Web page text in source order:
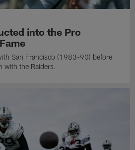
into the Pro
San Francisco (1983-90) before
with the Raiders.